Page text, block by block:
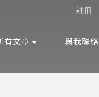
註冊
有文章 與我聯絡